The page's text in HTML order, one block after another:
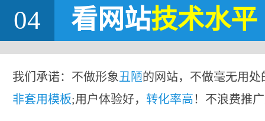
04 看网站技术水平
我们承诺：不做形象丑陋的网站，不做毫无用处
非套用模板;用户体验好， 转化率高！不浪费推